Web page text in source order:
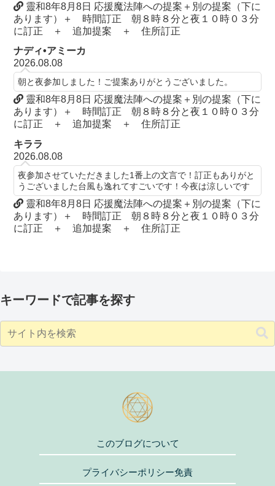
靈和8年8月8日 応援魔法陣への提案＋別の提案（下に
あります）＋ 時間訂正 朝８時８分と夜１０時０３分
に訂正 ＋ 追加提案 ＋ 住所訂正
ナディ•アミーカ
2026.08.08
朝と夜参加しました！ご提案ありがとうございました。
靈和8年8月8日 応援魔法陣への提案＋別の提案（下に
あります）＋ 時間訂正 朝８時８分と夜１０時０３分
に訂正 ＋ 追加提案 ＋ 住所訂正
キララ
2026.08.08
夜参加させていただきました1番上の文言で！訂正もありがと
うございました台風も逸れてすごいです！今夜は涼しいです
靈和8年8月8日 応援魔法陣への提案＋別の提案（下に
あります）＋ 時間訂正 朝８時８分と夜１０時０３分
に訂正 ＋ 追加提案 ＋ 住所訂正
キーワードで記事を探す
このブログについて
プライバシーポリシー免責